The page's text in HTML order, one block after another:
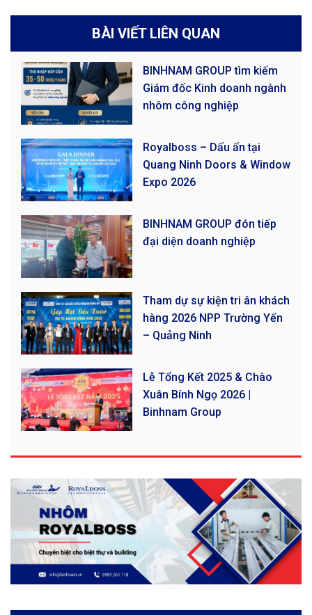
BÀI VIẾT LIÊN QUAN
BINHNAM GROUP tìm kiếm
Giám đốc Kinh doanh ngành
nhôm công nghiệp
Royalboss – Dấu ấn tại
Quang Ninh Doors & Window
Expo 2026
BINHNAM GROUP đón tiếp
đại diện doanh nghiệp
Tham dự sự kiện tri ân khách
hàng 2026 NPP Trường Yến
– Quảng Ninh
Lễ Tổng Kết 2025 & Chào
Xuân Bính Ngọ 2026 |
Binhnam Group